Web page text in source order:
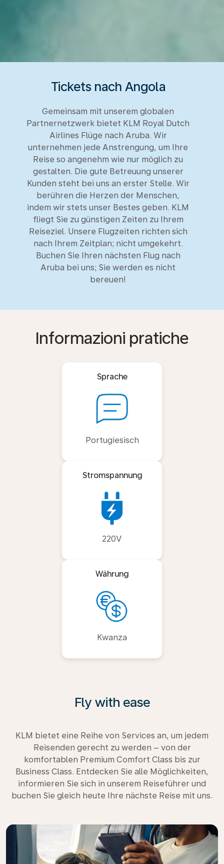
Tickets nach Angola
Gemeinsam mit unserem globalen
Partnernetzwerk bietet KLM Royal Dutch
Airlines Flüge nach Aruba. Wir
unternehmen jede Anstrengung, um Ihre
Reise so angenehm wie nur möglich zu
gestalten. Die gute Betreuung unserer
Kunden steht bei uns an erster Stelle. Wir
berühren die Herzen der Menschen,
indem wir stets unser Bestes geben. KLM
fliegt Sie zu günstigen Zeiten zu Ihrem
Reiseziel. Unsere Flugzeiten richten sich
nach Ihrem Zeitplan; nicht umgekehrt.
Buchen Sie Ihren nächsten Flug nach
Aruba bei uns; Sie werden es nicht
bereuen!
Informazioni pratiche
Sprache
Portugiesisch
Stromspannung
220V
Währung
Kwanza
Fly with ease
KLM bietet eine Reihe von Services an, um jedem
Reisenden gerecht zu werden – von der
komfortablen Premium Comfort Class bis zur
Business Class. Entdecken Sie alle Möglichkeiten,
informieren Sie sich in unserem Reiseführer und
buchen Sie gleich heute Ihre nächste Reise mit uns.